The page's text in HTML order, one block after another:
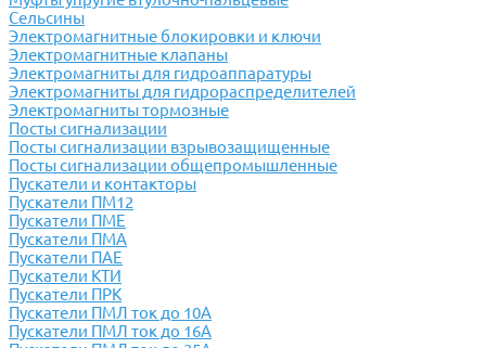
Сельсины
Электромагнитные блокировки и ключи
Электромагнитные клапаны
Электромагниты для гидроаппаратуры
Электромагниты для гидрораспределителей
Электромагниты тормозные
Посты сигнализации
Посты сигнализации взрывозащищенные
Посты сигнализации общепромышленные
Пускатели и контакторы
Пускатели ПМ12
Пускатели ПМЕ
Пускатели ПМА
Пускатели ПАЕ
Пускатели КТИ
Пускатели ПРК
Пускатели ПМЛ ток до 10А
Пускатели ПМЛ ток до 16А